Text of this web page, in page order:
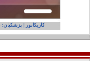
کاریکاتور |